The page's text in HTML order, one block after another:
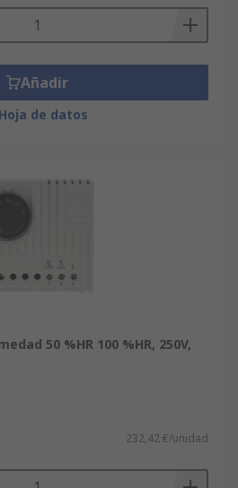
Añadir
Hoja de datos
50 %HR 100 %HR, 250V,
232,42 €/unidad